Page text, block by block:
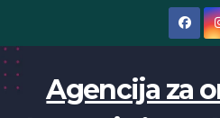
content
Agencija za